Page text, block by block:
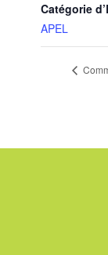
Catégorie
APEL